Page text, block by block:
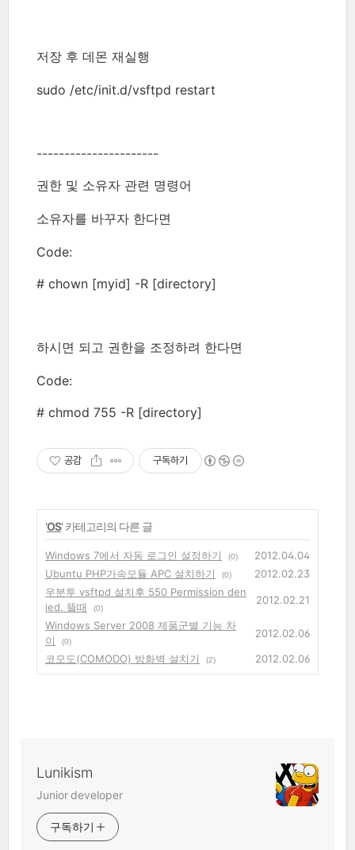
저장 후 데몬 재실행
sudo /etc/init.d/vsftpd restart
----------------------
권한 및 소유자 관련 명령어
소유자를 바꾸자 한다면
Code:
# chown [myid] -R [directory]
하시면 되고 권한을 조정하려 한다면
Code:
# chmod 755 -R [directory]
공감 구독하기
'OS' 카테고리의 다른 글
Windows 7에서 자동 로그인 설정하기 (0)
2012.04.04
Ubuntu PHP가속모듈 APC 설치하기
(0)
2012.02.23
우분투 vsftpd 설치후 550 Permission den
ied. 뜰때
(0)
2012.02.21
Windows Server 2008 제품군별 기능 차
이
(0)
2012.02.06
코모도(COMODO) 방화벽 설치기
(2) 2012.02.06
Lunikism
Junior developer
구독하기